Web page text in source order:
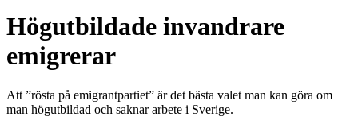
Högutbildade invandrare
emigrerar
Att ”rösta på emigrantpartiet” är det bästa valet man kan göra om
man högutbildad och saknar arbete i Sverige.